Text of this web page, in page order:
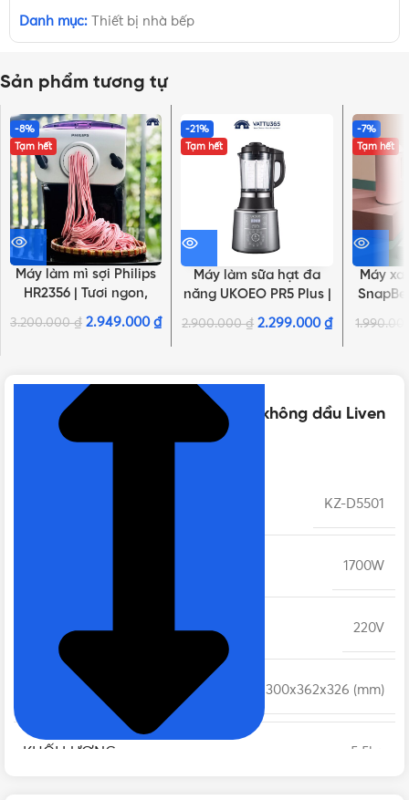
Danh mục: Thiết bị nhà bếp
Sản phẩm tương tự
-8%
Tạm hết
Máy làm mì sợi Philips
HR2356 | Tươi ngon,
không chất bảo quản
3.200.000₫ 2.949.000₫
-21%
Tạm hết
Máy làm sữa hạt đa
năng UKOEO PR5 Plus |
Xay mịn không cần lọc
2.900.000₫ 2.299.000₫
-7%
Tạm hết
Máy
Thông số kỹ thuật của Nồi chiên không dầu Liven
dung tích 5.5L Công nghệ Mỹ
KZ-D5501
1700W
ĐIỆN ÁP 220V
KÍCH THƯỚC 300x362x326 (mm)
KHỐI LƯỢNG 5.5kg
NHẤN ĐỂ XEM TIẾP (THU GỌN)